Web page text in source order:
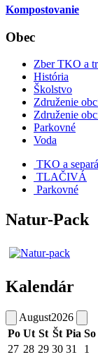
Kompostovanie
Obec
Zber TKO a
História
Školstvo
Združenie
Združenie
Parkovné
Voda
TKO a
TLAČIVÁ
Parkovné
Natur-Pack
Kalendár
August2026
Po Ut St Št Pia So
27 28 29 30 31 1